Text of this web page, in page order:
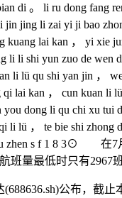
di 。 li ru dong fang
jing li zai yi ji bao
kuang lai kan ， yi xie
li shi yun zuo de wen
li lü qu shi yan jin ，
lai kan ， cun kuan li
you dong li qu chi xu
li lü ， te bie shi
xiu zhen s f 1 8 3⊙
量最低时只有2967班
公布，截止